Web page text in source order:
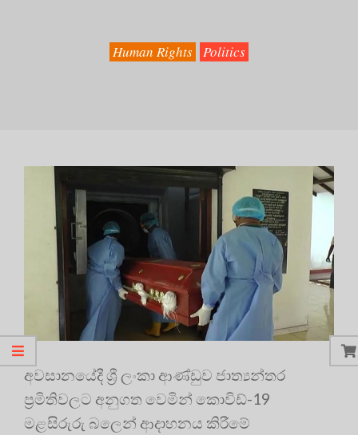
Human Rights Politics
අවසානයේදී ශ්‍රී ලංකා ආණ්ඩුව ජාත්‍යන්තර
ප්‍රමිතිවලට අනුගත වෙමින් කොවිඩ්-19
මළසිරුරු බලෙන් ආදාහනය කිරීමේ